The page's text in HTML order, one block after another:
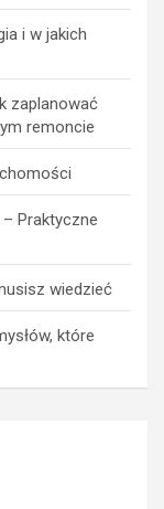
i w jakich
zaplanować
remoncie
Praktyczne
wiedzieć
które